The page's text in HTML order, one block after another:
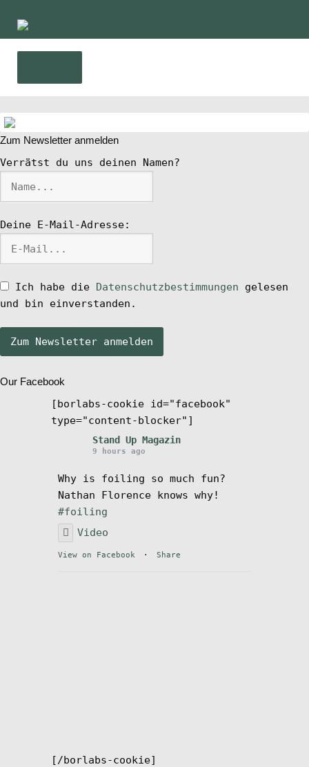
Zur
Navigation
Zum
Inhalt
News
Wing und Foil
SUP-Events
Ratgeber
Das Magazin
Stand Up Magazin TV
SPOT FINDER
Mein Konto
Zum Newsletter anmelden
Verrätst du uns deinen Namen?
Deine E-Mail-Adresse:
Ich habe die Datenschutzbestimmungen gelesen
und bin einverstanden.
Our Facebook
[borlabs-cookie id="facebook"
type="content-blocker"]
Stand Up Magazin
9 hours ago
Why is foiling so much fun?
Nathan Florence knows why!
#foiling
Video
View on Facebook · Share
[/borlabs-cookie]